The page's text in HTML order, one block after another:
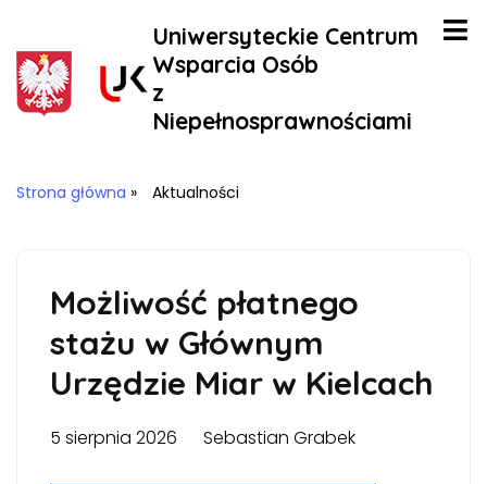
Uniwersyteckie Centrum
Wsparcia Osób
z
Niepełnosprawnościami
Strona główna » Aktualności
Możliwość płatnego
stażu w Głównym
Urzędzie Miar w Kielcach
5 sierpnia 2026 Sebastian Grabek